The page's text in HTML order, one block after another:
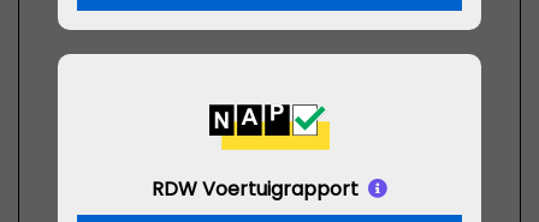
RDW Voertuigrapport